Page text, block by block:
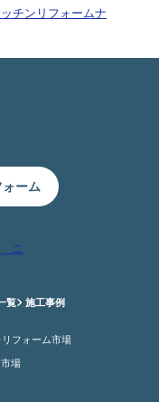
ーム
覧 施工事例
リフォーム市場
場